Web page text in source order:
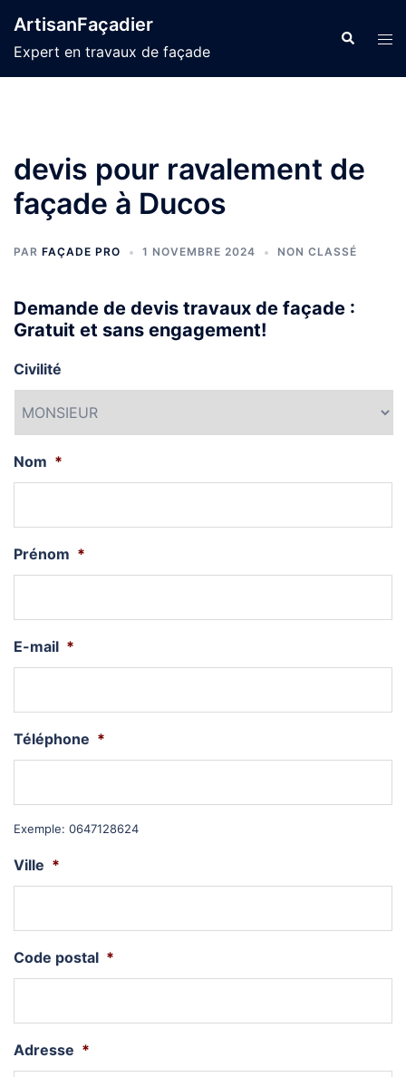
au
contenu
ArtisanFaçadier
Expert en travaux de façade
devis pour ravalement de
façade à Ducos
PAR FAÇADE PRO 1 NOVEMBRE 2024 NON CLASSÉ
Demande de devis travaux de façade :
Gratuit et sans engagement!
Civilité
Nom *
Prénom *
E-mail *
Téléphone *
Exemple: 0647128624
Ville *
Code postal *
Adresse *